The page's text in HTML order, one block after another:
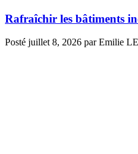
Rafraîchir les bâtiments
Posté juillet 8, 2026 par Emilie